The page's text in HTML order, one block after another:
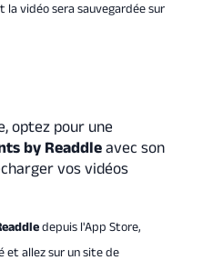
la vidéo sera sauvegardée sur
optez pour une
by Readdleavec son
vos vidéos
depuis l'App Store,
et allez sur un site de